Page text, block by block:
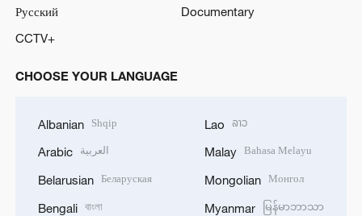
Русский
Documentary
CCTV+
CHOOSE YOUR LANGUAGE
Albanian Shqip
Arabic العربية
Belarusian Беларуская
Bengali বাংলা
Lao ລາວ
Malay Bahasa Melayu
Mongolian Монгол
Myanmar မြန်မာဘာသာ